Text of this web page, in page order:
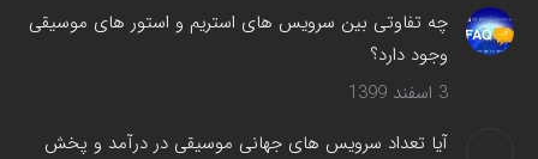
چه تفاوتی بین سرویس های استریم و استور های موسیقی
وجود دارد؟
3 اسفند 1399
آیا تعداد سرویس های جهانی موسیقی در درآمد و پخش